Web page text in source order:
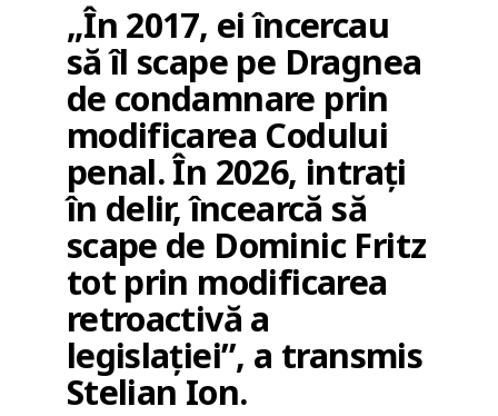
„În 2017, ei încercau
să îl scape pe Dragnea
de condamnare prin
modificarea Codului
penal. În 2026, intrați
în delir, încearcă să
scape de Dominic Fritz
tot prin modificarea
retroactivă a
legislației”, a transmis
Stelian Ion.